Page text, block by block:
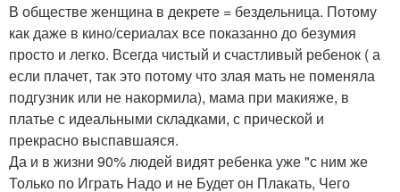
В обществе женщина в декрете = бездельница. Потому
как даже в кино/сериалах все показанно до безумия
просто и легко. Всегда чистый и счастливый ребенок ( а
если плачет, так это потому что злая мать не поменяла
подгузник или не накормила), мама при макияже, в
платье с идеальными складками, с прической и
прекрасно выспавшаяся.
Да и в жизни 90% людей видят ребенка уже "с ним же
Только по Играть Надо и не Будет он Плакать, Чего